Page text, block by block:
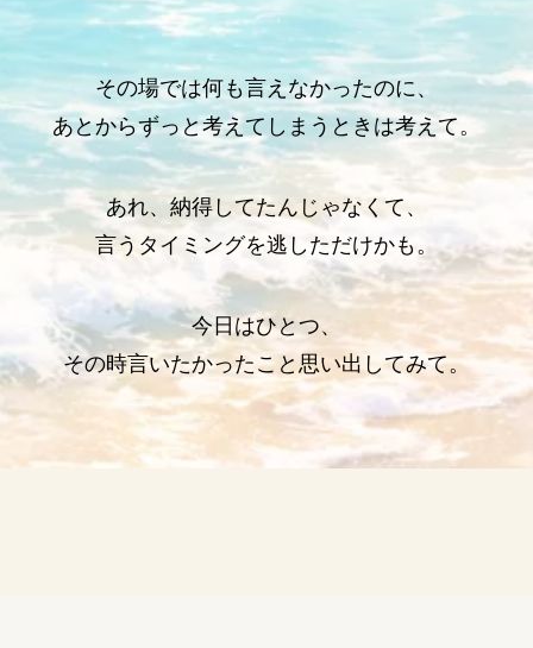
その場では何も言えなかったのに、
あとからずっと考えてしまうときは考えて。
あれ、納得してたんじゃなくて、
言うタイミングを逃しただけかも。
今日はひとつ、
その時言いたかったこと思い出してみて。